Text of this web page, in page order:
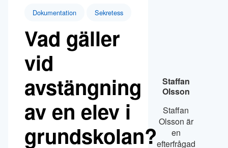
Dokumentation Sekretess
Vad gäller
vid
avstängning
av en elev i
grundskolan?
Staffan
Olsson
Staffan
Olsson är
en
efterfrågad